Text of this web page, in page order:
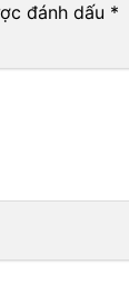
đánh dấu *